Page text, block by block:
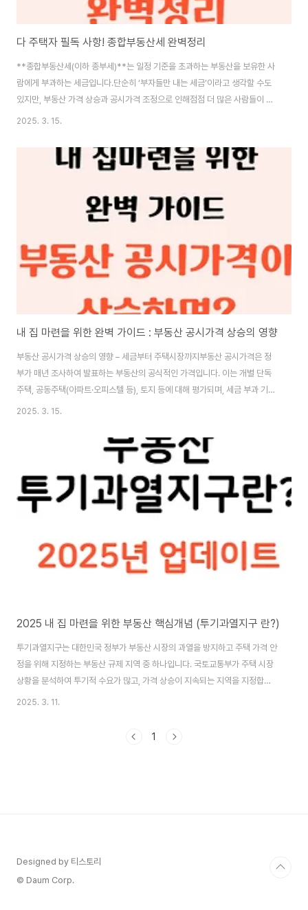
다 주택자 필독 사항! 종합부동산세 완벽정리
**종합부동산세(이하 종부세)**는 일정 기준을 초과하는 부동산을 보유한 사
람에게 부과하는 세금입니다.단순히 ‘부자들만 내는 세금’이라고 생각할 수도
있지만, 부동산 가격 상승과 공시가격 조정으로 인해점점 더 많은 사람들이 종
부세 대상이 되고 있습니다.📌 그렇다면, 종부세는 누구에게, 얼마나 부과될까
요?이 글에서는 종부세의 기본 개념부터 절세 전략까지 자세히 살펴보겠습니
다! 🧐🔹 1. 종부세 부과 대상과 기준 📊종부세는 국가에서 부동산을 일정 금액
를 합산하여 과세 대상 여부를 판단합니다.✅ 종부세 부과 기준(2024년 기준)
부동산 유형종부세 부과 기..
2025. 3. 15.
내 집 마련을 위한 완벽 가이드 : 부동산 공시가격 상승의 영향
부동산 공시가격 상승의 영향 – 세금부터 주택시장까지부동산 공시가격은 정
부가 매년 조사하여 발표하는 부동산의 공식적인 가격입니다. 이는 개별 단독
주택, 공동주택(아파트·오피스텔 등), 토지 등에 대해 평가되며, 세금 부과 기준
으로 활용됩니다.📈 공시가격 상승의 주요 원인최근 공시가격이 상승하는 이
승: 시장 가격이 오르면 공시가격도 이에 맞춰 조정됩니다.공시가격 현실화 정
책: 정부는 실거래가와의 격차를 줄이기 위해 공시가격을 점진적으로 인상하고
있습니다.지역 개발 및 인프라 확충: 신도시 개발, 교통 호재 등이 공시가격 상
승을 유도합니다.💰 세금 부담 증가 – 재산세 & 종합부동산세공시가격 상승은
재산세와 종합부동산세 부담 증가..
2025. 3. 15.
2025 내 집 마련을 위한 부동산 핵심개념 (투기과열지구 란?)
투기과열지구는 대한민국 정부가 부동산 시장의 과열을 방지하고 주택 가격 안
정을 위해 지정하는 부동산 규제 지역 중 하나입니다. 국토교통부가 주택 시장
상황을 분석하여 투기적 수요가 많고, 가격 상승이 지속되는 지역을 지정합니
다.✅ 투기과열지구 지정 요건투기과열지구는 다음과 같은 조건을 충족할 경우
2025. 3. 11.
1
Designed by 티스토리
© Daum Corp.